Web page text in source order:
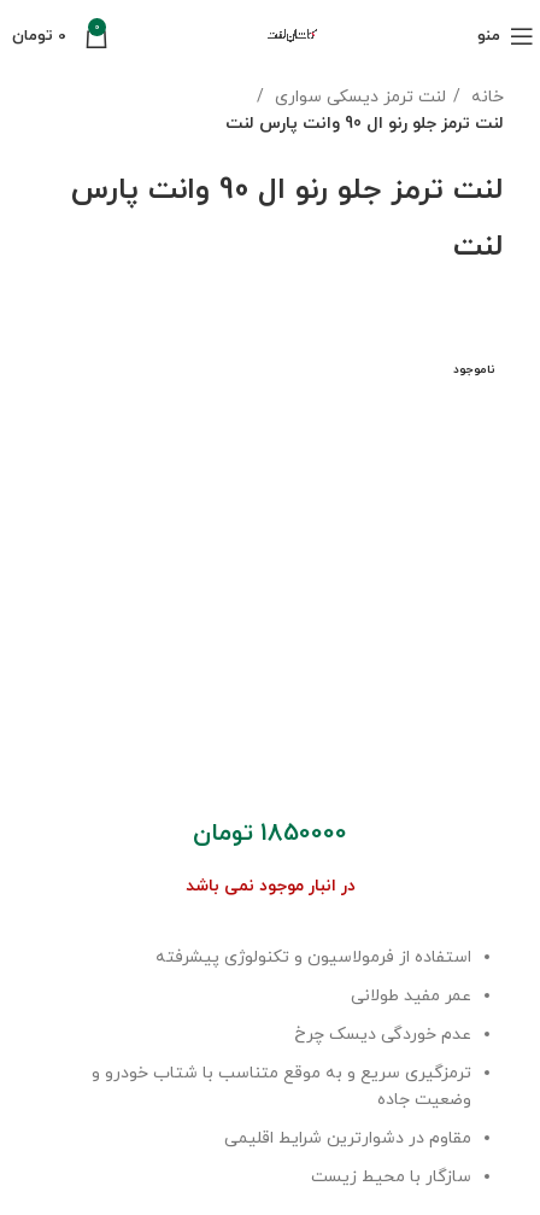
منو 0
0 تومان
خانه
لنت ترمز دیسکی سواری
لنت ترمز جلو رنو ال 90 وانت پارس لنت
لنت ترمز جلو رنو ال 90 وانت پارس
لنت
ناموجود
1850000 تومان
در انبار موجود نمی باشد
استفاده از فرمولاسیون و تکنولوژی پیشرفته
عمر مفید طولانی
عدم خوردگی دیسک چرخ
ترمزگیری سریع و به موقع متناسب با شتاب خودرو و
وضعیت جاده
مقاوم در دشوارترین شرایط اقلیمی
سازگار با محیط زیست